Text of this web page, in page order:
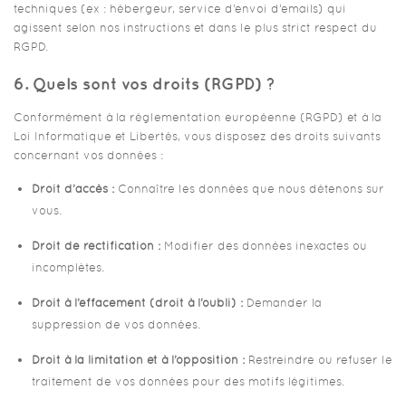
techniques (ex : hébergeur, service d’envoi d’emails) qui
agissent selon nos instructions et dans le plus strict respect du
RGPD.
6. Quels sont vos droits (RGPD) ?
Conformément à la réglementation européenne (RGPD) et à la
Loi Informatique et Libertés, vous disposez des droits suivants
concernant vos données :
Droit d’accès : Connaître les données que nous détenons sur
vous.
Droit de rectification : Modifier des données inexactes ou
incomplètes.
Droit à l’effacement (droit à l’oubli) : Demander la
suppression de vos données.
Droit à la limitation et à l’opposition : Restreindre ou refuser le
traitement de vos données pour des motifs légitimes.